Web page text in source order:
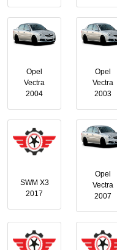
Opel
Vectra
2003
Opel
Vectra
2004
Opel
Vectra
2007
SWM X3
2017